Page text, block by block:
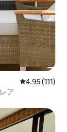
レビュー111
4.95 (111)
ア